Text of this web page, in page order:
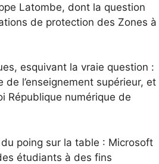
Latombe, dont la question
de protection des Zones à
esquivant la vraie question :
l’enseignement supérieur, et
République numérique de
poing sur la table : Microsoft
étudiants à des fins